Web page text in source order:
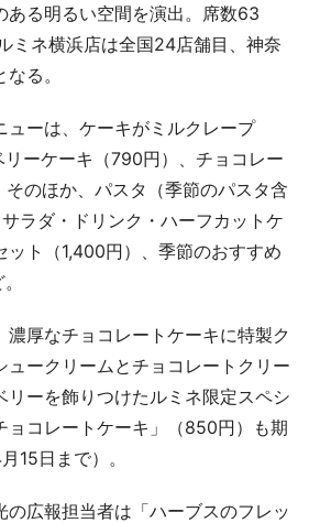
ある明るい空間を演出。席数63
ミネ横浜店は全国24店舗目、神奈
る。
ーは、ケーキがミルクレープ
リーケーキ（790円）、チョコレー
そのほか、パスタ（季節のパスタ含
ラダ・ドリンク・ハーフカットケ
ット（1,400円）、季節のおすすめ
厚なチョコレートケーキに特製ク
ュークリームとチョコレートクリー
リーを飾りつけたルミネ限定スペシ
ョコレートケーキ」（850円）も期
15日まで）。
広報担当者は「ハーブスのフレッ